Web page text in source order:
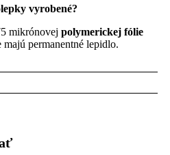
vyrobené?
mikrónovej polymerickej fólie
permanentné lepidlo.